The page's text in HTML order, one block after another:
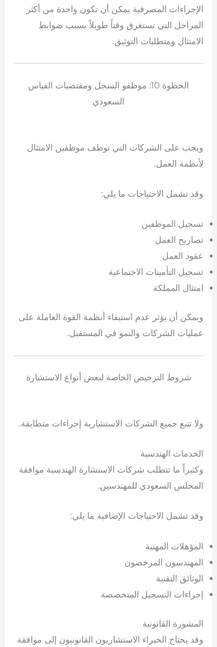
الإجراءات المصرفية يمكن أن تكون واحدة من أكثر
المراحل التي تستغرق وقتاً طويلاً بسبب ضوابط
الامتثال ومتطلبات التوثيق.
الخطوة 10: موظفو السجل ومقتضيات القياس
السعودي
ويجب على الشركات التي توظف موظفين الامتثال
لأنظمة العمل.
وقد تشمل الاحتياجات ما يلي:
تسجيل الموظفين
تصاريح العمل
عقود العمل
تسجيل التأمينات الاجتماعية
امتثال المملكة
ويمكن أن يؤثر عدم استيفاء أنظمة القوة العاملة على
عمليات الشركات والنمو في المستقبل.
شروط الترخيص الخاصة لبعض أنواع الاستشارة
ولا تتبع جميع الشركات الاستشارية إجراءات متطابقة.
الخدمات الهندسية
وكثيراً ما تتطلب شركات الاستشارة الهندسية موافقة
المجلس السعودي للمهندسين.
وقد تشمل الاحتياجات الإضافية ما يلي:
المؤهلات المهنية
المهندسون المرخصون
الوثائق التقنية
إجراءات التسجيل المتخصصة
المشورة القانونية
وقد يحتاج الخبراء الاستشاريون القانونيون إلى موافقة